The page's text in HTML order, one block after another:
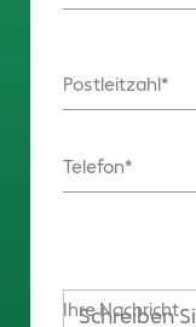
Postleitzahl
Telefon
Ihre Nachricht